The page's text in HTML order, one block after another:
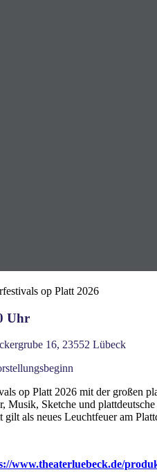
op Platt 2026
Uhr
16, 23552 Lübeck
op Platt 2026 mit der großen
Musik, Sketche und
gilt als neues Leuchtfeuer am
www.theaterluebeck.de/